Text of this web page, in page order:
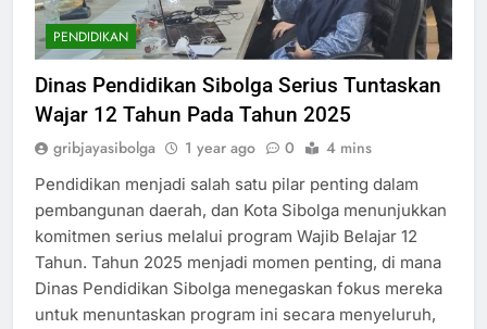
PENDIDIKAN
Dinas Pendidikan Sibolga Serius Tuntaskan
Wajar 12 Tahun Pada Tahun 2025
gribjayasibolga 1 year ago 0 4 mins
Pendidikan menjadi salah satu pilar penting dalam
pembangunan daerah, dan Kota Sibolga menunjukkan
komitmen serius melalui program Wajib Belajar 12
Tahun. Tahun 2025 menjadi momen penting, di mana
Dinas Pendidikan Sibolga menegaskan fokus mereka
untuk menuntaskan program ini secara menyeluruh,